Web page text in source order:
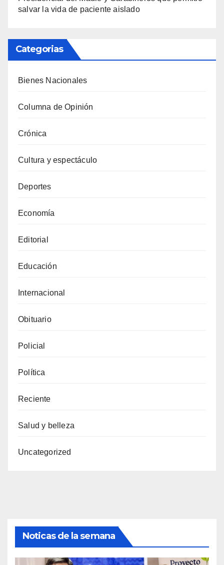
salvar la vida de paciente aislado
Categorias
Bienes Nacionales
Columna de Opinión
Crónica
Cultura y espectáculo
Deportes
Economía
Editorial
Educación
Internacional
Obituario
Policial
Política
Reciente
Salud y belleza
Uncategorized
Noticas de la semana